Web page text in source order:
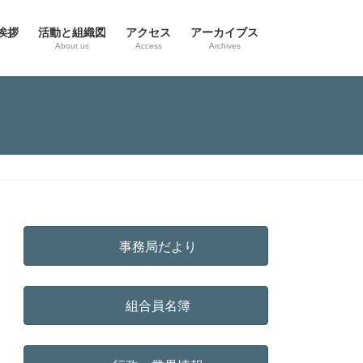
拶 活動と組織図
About us
アクセス
Access
アーカイブス
Archives
事務局だより
組合員名簿